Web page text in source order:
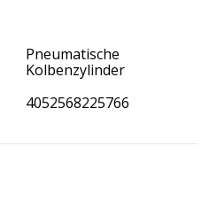
Pneumatische
Kolbenzylinder
4052568225766